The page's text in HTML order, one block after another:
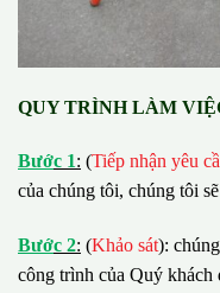
QUY TRÌNH LÀM
Bước 1: (Tiếp nhận yêu
của chúng tôi, chúng tôi
Bước 2: (Khảo sát):
công trình của Quý khách